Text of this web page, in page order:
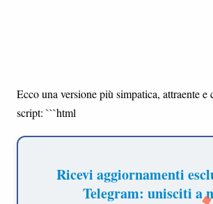
Ecco una versione più simpatica, attraente
script: ```html
Ricevi aggiornamenti
Telegram: unisciti a